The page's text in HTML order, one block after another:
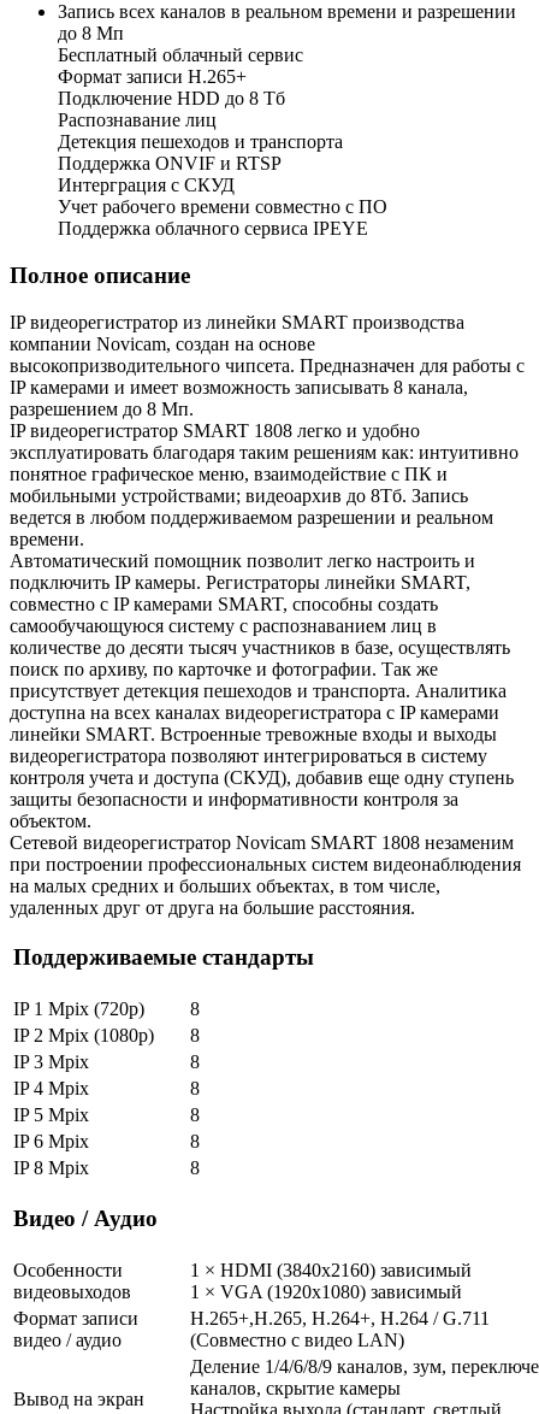
Запись всех каналов в реальном времени и разрешении
до 8 Мп
Бесплатный облачный сервис
Формат записи H.265+
Подключение HDD до 8 Тб
Распознавание лиц
Детекция пешеходов и транспорта
Поддержка ONVIF и RTSP
Интерграция с СКУД
Учет рабочего времени совместно с ПО
Поддержка облачного сервиса IPEYE
Полное описание
IP видеорегистратор из линейки SMART производства
компании Novicam, создан на основе
высокопризводительного чипсета. Предназначен для работы с
IP камерами и имеет возможность записывать 8 канала,
разрешением до 8 Мп.
IP видеорегистратор SMART 1808 легко и удобно
эксплуатировать благодаря таким решениям как: интуитивно
понятное графическое меню, взаимодействие с ПК и
мобильными устройствами; видеоархив до 8Тб. Запись
ведется в любом поддерживаемом разрешении и реальном
времени.
Автоматический помощник позволит легко настроить и
подключить IP камеры. Регистраторы линейки SMART,
совместно с IP камерами SMART, способны создать
самообучающуюся систему с распознаванием лиц в
количестве до десяти тысяч участников в базе, осуществлять
поиск по архиву, по карточке и фотографии. Так же
присутствует детекция пешеходов и транспорта. Аналитика
доступна на всех каналах видеорегистратора с IP камерами
линейки SMART. Встроенные тревожные входы и выходы
видеорегистратора позволяют интегрироваться в систему
контроля учета и доступа (СКУД), добавив еще одну ступень
защиты безопасности и информативности контроля за
объектом.
Сетевой видеорегистратор Novicam SMART 1808 незаменим
при построении профессиональных систем видеонаблюдения
на малых средних и больших объектах, в том числе,
удаленных друг от друга на большие расстояния.
Поддерживаемые стандарты
IP 1 Mpix (720p)
8
IP 2 Mpix (1080p)
8
IP 3 Mpix
8
IP 4 Mpix
8
IP 5 Mpix
8
IP 6 Mpix
8
IP 8 Mpix
8
Видео / Аудио
Особенности
видеовыходов
1 × HDMI (3840x2160) зависимый
1 × VGA (1920x1080) зависимый
Формат записи
видео / аудио
H.265+,H.265, H.264+, H.264 / G.711
(Совместно с видео LAN)
Вывод на экран
Деление 1/4/6/8/9 каналов, зум,
каналов, скрытие камеры
Настройка выхода (стандарт, светлый,